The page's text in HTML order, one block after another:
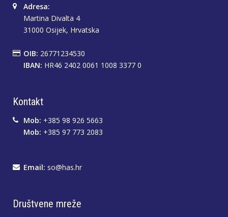
Adresa:
Martina Divalta 4
31000 Osijek, Hrvatska
OIB: 26771234530
IBAN: HR46 2402 0061 1008 3377 0
Kontakt
Mob: +385 98 926 5663
Mob: +385 97 773 2083
Email: so@has.hr
Društvene mreže